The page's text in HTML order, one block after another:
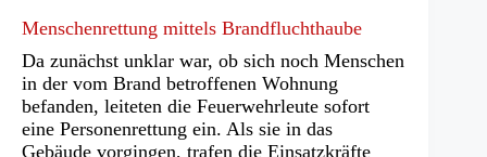
Menschenrettung mittels Brandfluchthaube
Da zunächst unklar war, ob sich noch Menschen
in der vom Brand betroffenen Wohnung
befanden, leiteten die Feuerwehrleute sofort
eine Personenrettung ein. Als sie in das
Gebäude vorgingen, trafen die Einsatzkräfte